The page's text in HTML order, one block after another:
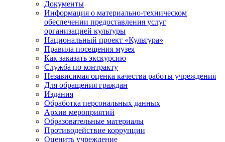
Документы
Информация о материально-техническом
обеспечении предоставления услуг
организацией культуры
Национальный проект «Культура»
Правила посещения музея
Как заказать экскурсию
Служба по контракту
Независимая оценка качества работы учреждения
Для обращения граждан
Издания
Обработка персональных данных
Архив мероприятий
Образовательные материалы
Противодействие коррупции
Оценить учреждение